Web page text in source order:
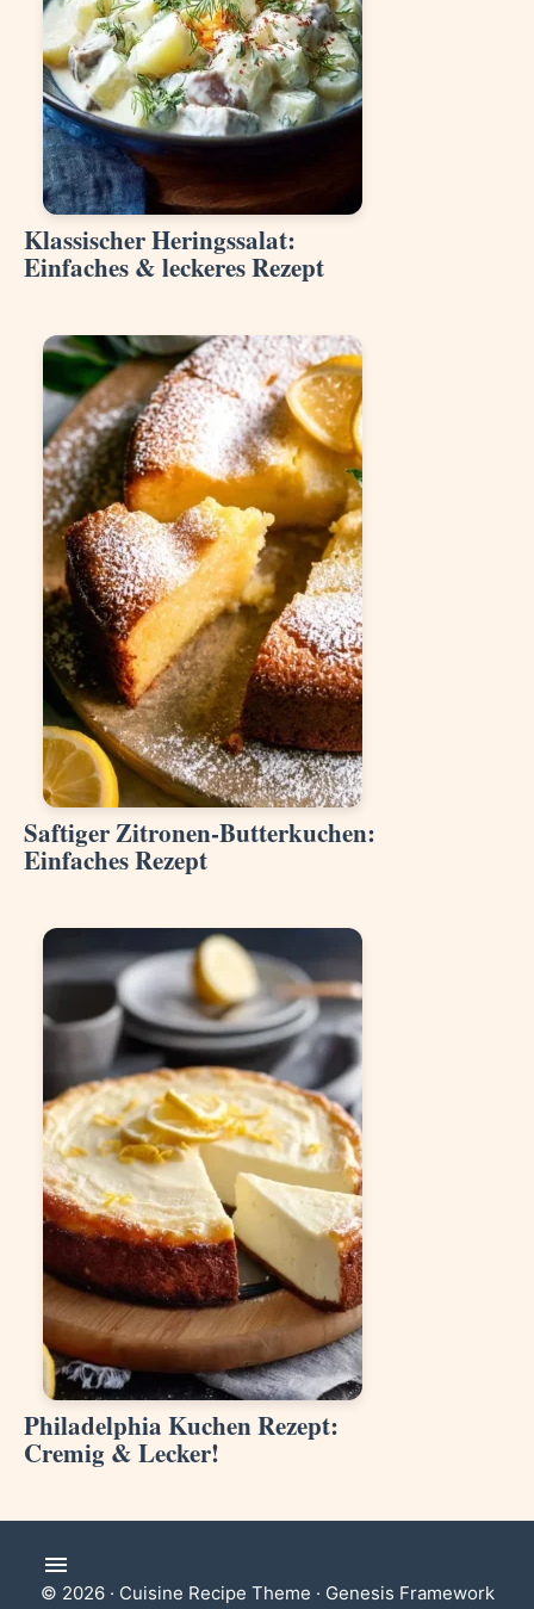
Klassischer Heringssalat:
Einfaches & leckeres Rezept
Saftiger Zitronen-Butterkuchen:
Einfaches Rezept
Philadelphia Kuchen Rezept:
Cremig & Lecker!
© 2026 · Cuisine Recipe Theme · Genesis Framework